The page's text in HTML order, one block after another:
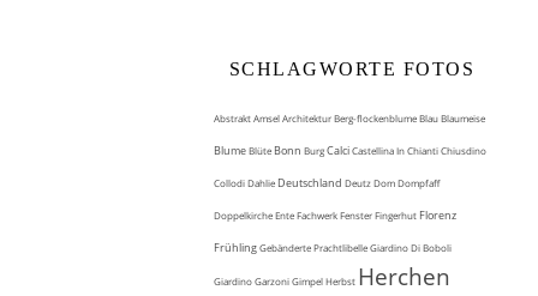
SCHLAGWORTE FOTOS
AbstraktAmselArchitekturBerg-flockenblumeBlauBlaumeise
BlumeBlüte Bonn BurgCalciCastellina In ChiantiChiusdino
CollodiDahlie Deutschland DeutzDomDompfaff
DoppelkircheEnteFachwerkFensterFingerhut Florenz
FrühlingGebänderte PrachtlibelleGiardino Di Boboli
Giardino GarzoniGimpelHerbst Herchen